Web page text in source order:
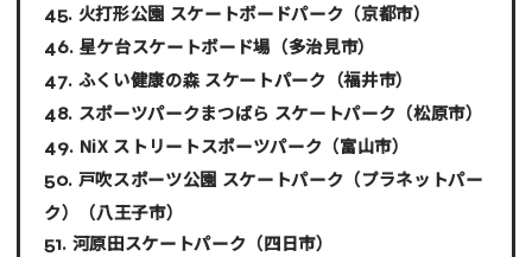
火打形公園 スケートボードパーク （京都市）
星ケ台スケートボード場 （多治見市）
ふくい健康の森 スケートパーク （福井市）
スポーツパークまつばら スケートパーク （松原市）
NiX ストリートスポーツパーク （富山市）
戸吹スポーツ公園 スケートパーク（プラネットパー
ク）
（八王子市）
河原田スケートパーク （四日市）